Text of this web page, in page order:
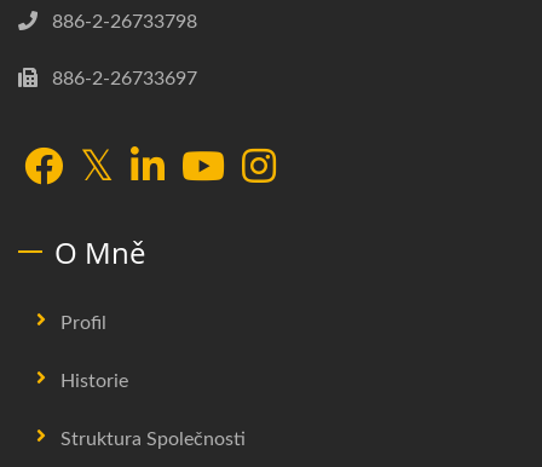
886-2-26733798
886-2-26733697
O Mně
Profil
Historie
Struktura Společnosti